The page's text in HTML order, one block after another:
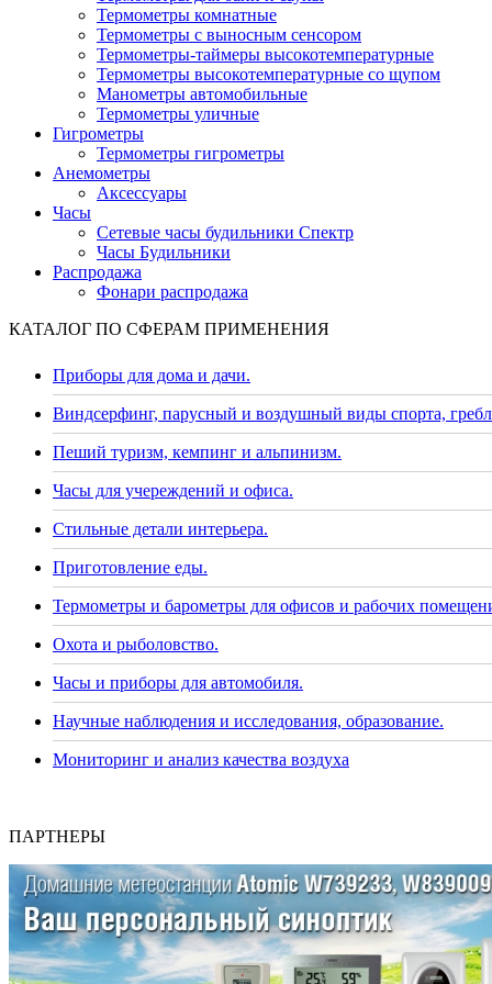
Термометры комнатные
Термометры с выносным сенсором
Термометры-таймеры высокотемпературные
Термометры высокотемпературные со щупом
Манометры автомобильные
Термометры уличные
Гигрометры
Термометры гигрометры
Анемометры
Аксессуары
Часы
Сетевые часы будильники Спектр
Часы Будильники
Распродажа
Фонари распродажа
КАТАЛОГ ПО СФЕРАМ ПРИМЕНЕНИЯ
Приборы для дома и дачи.
Виндсерфинг, парусный и воздушный виды спорта,
Пеший туризм, кемпинг и альпинизм.
Часы для учереждений и офиса.
Стильные детали интерьера.
Приготовление еды.
Термометры и барометры для офисов и рабочих
Охота и рыболовство.
Часы и приборы для автомобиля.
Научные наблюдения и исследования, образование.
Мониторинг и анализ качества воздуха
ПАРТНЕРЫ